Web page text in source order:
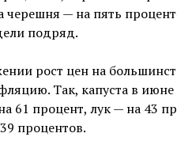
черешня — на пять
подряд.
рост цен на
Так, капуста в июне
61 процент, лук — на 43
процентов.